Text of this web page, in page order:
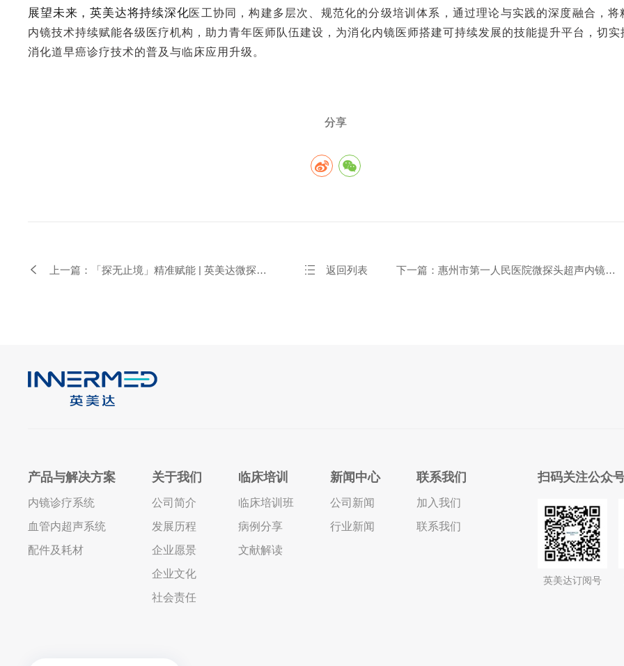
展望未来，英美达将持续深化医工协同，构建多层次、规范化的分级培训体系，通过理论与实践的深度融合，将
内镜技术持续赋能各级医疗机构，助力青年医师队伍建设，为消化内镜医师搭建可持续发展的技能提升平台，切实
消化道早癌诊疗技术的普及与临床应用升级。
分享
上一篇：「探无止境」精准赋能 | 英美达微探头
返回列表
下一篇：惠州市第一人民医院微探头超声内镜规
产品与解决方案
内镜诊疗系统
血管内超声系统
配件及耗材
关于我们
公司简介
发展历程
企业愿景
企业文化
社会责任
临床培训
临床培训班
病例分享
文献解读
新闻中心
公司新闻
行业新闻
联系我们
加入我们
联系我们
扫码关注公众
英美达订阅号